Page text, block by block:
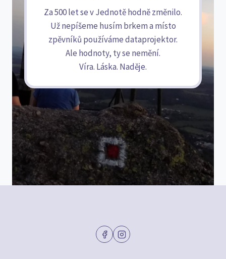
Za 500 let se v Jednotě hodně změnilo.
Už nepíšeme husím brkem a místo
zpěvníků používáme dataprojektor.
Ale hodnoty, ty se nemění.
Víra. Láska. Naděje.